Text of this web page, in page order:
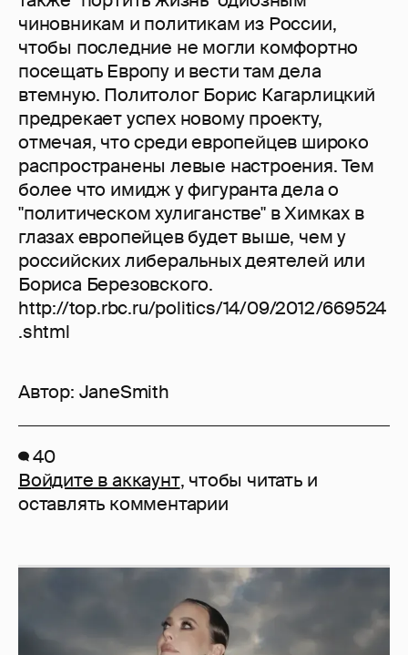
чиновникам и политикам из России,
чтобы последние не могли комфортно
посещать Европу и вести там дела
втемную. Политолог Борис Кагарлицкий
предрекает успех новому проекту,
отмечая, что среди европейцев широко
распространены левые настроения. Тем
более что имидж у фигуранта дела о
"политическом хулиганстве" в Химках в
глазах европейцев будет выше, чем у
российских либеральных деятелей или
Бориса Березовского.
http://top.rbc.ru/politics/14/09/2012/669524
.shtml
Автор: JaneSmith
40
Войдите в аккаунт, чтобы читать и
оставлять комментарии